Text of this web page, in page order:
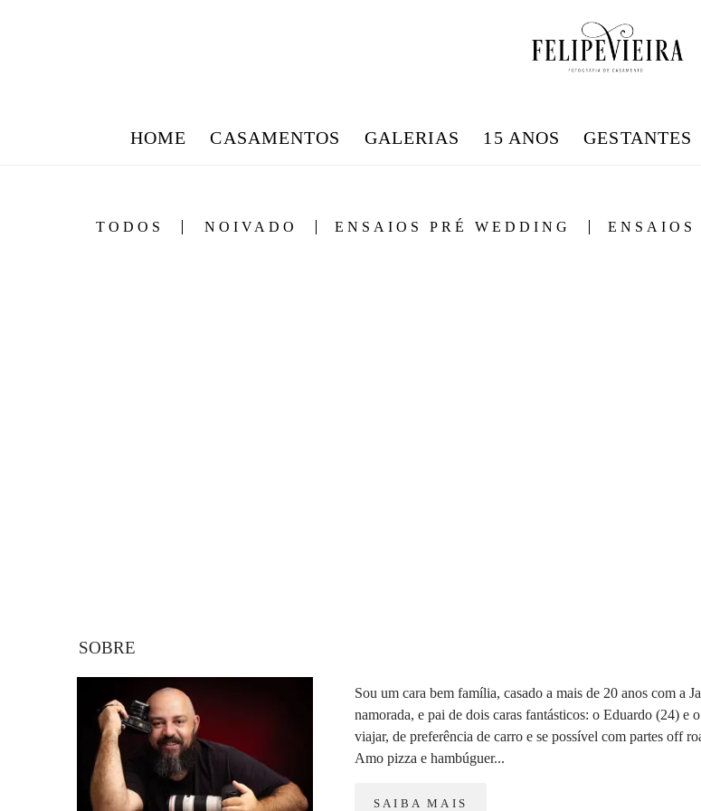
HOME CASAMENTOS GALERIAS 15 ANOS GESTANTES
TODOS NOIVADO ENSAIOS PRÉ WEDDING ENSAIOS
SOBRE
Sou um cara bem família, casado a mais de 20 anos com a
namorada, e pai de dois caras fantásticos: o Eduardo (24) e
viajar, de preferência de carro e se possível com partes off
Amo pizza e hambúguer...
SAIBA MAIS